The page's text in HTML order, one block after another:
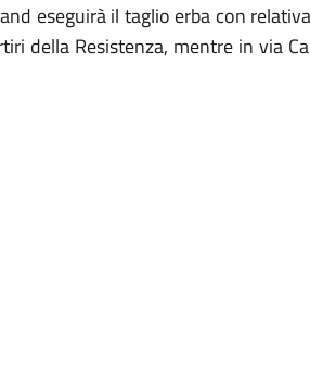
eseguirà il taglio erba con
della Resistenza, mentre in via